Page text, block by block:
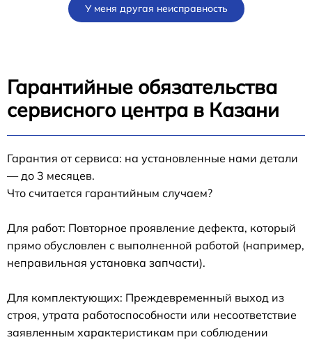
У меня другая неисправность
Гарантийные обязательства
сервисного центра в Казани
Гарантия от сервиса: на установленные нами детали
— до 3 месяцев.
Что считается гарантийным случаем?
Для работ: Повторное проявление дефекта, который
прямо обусловлен с выполненной работой (например,
неправильная установка запчасти).
Для комплектующих: Преждевременный выход из
строя, утрата работоспособности или несоответствие
заявленным характеристикам при соблюдении